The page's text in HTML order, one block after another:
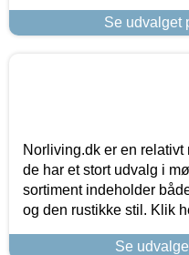
Se udvalget
Norliving.dk er en
de har et stort udvalg i
sortiment indeholder
og den rustikke stil. Klik
Se